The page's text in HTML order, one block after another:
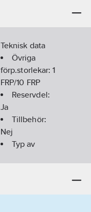
Teknisk data
Övriga
förp.storlekar:1
FRP/10 FRP
Reservdel:
Ja
Tillbehör:
Nej
Typ av
Datum:2021-11-